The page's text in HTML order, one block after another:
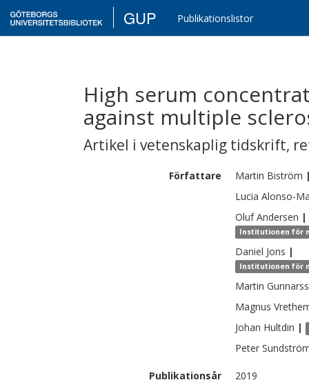
GUP Publikationslistor
High serum
against multiple
Artikel i vetenskaplig tidskrift,
Författare Martin Biström
Lucia Alonso-
Oluf Andersen |
Institutionen för
Daniel Jons |
Institutionen för
Martin
Magnus
Johan Hultdin |
Peter
Publikationsår
2019